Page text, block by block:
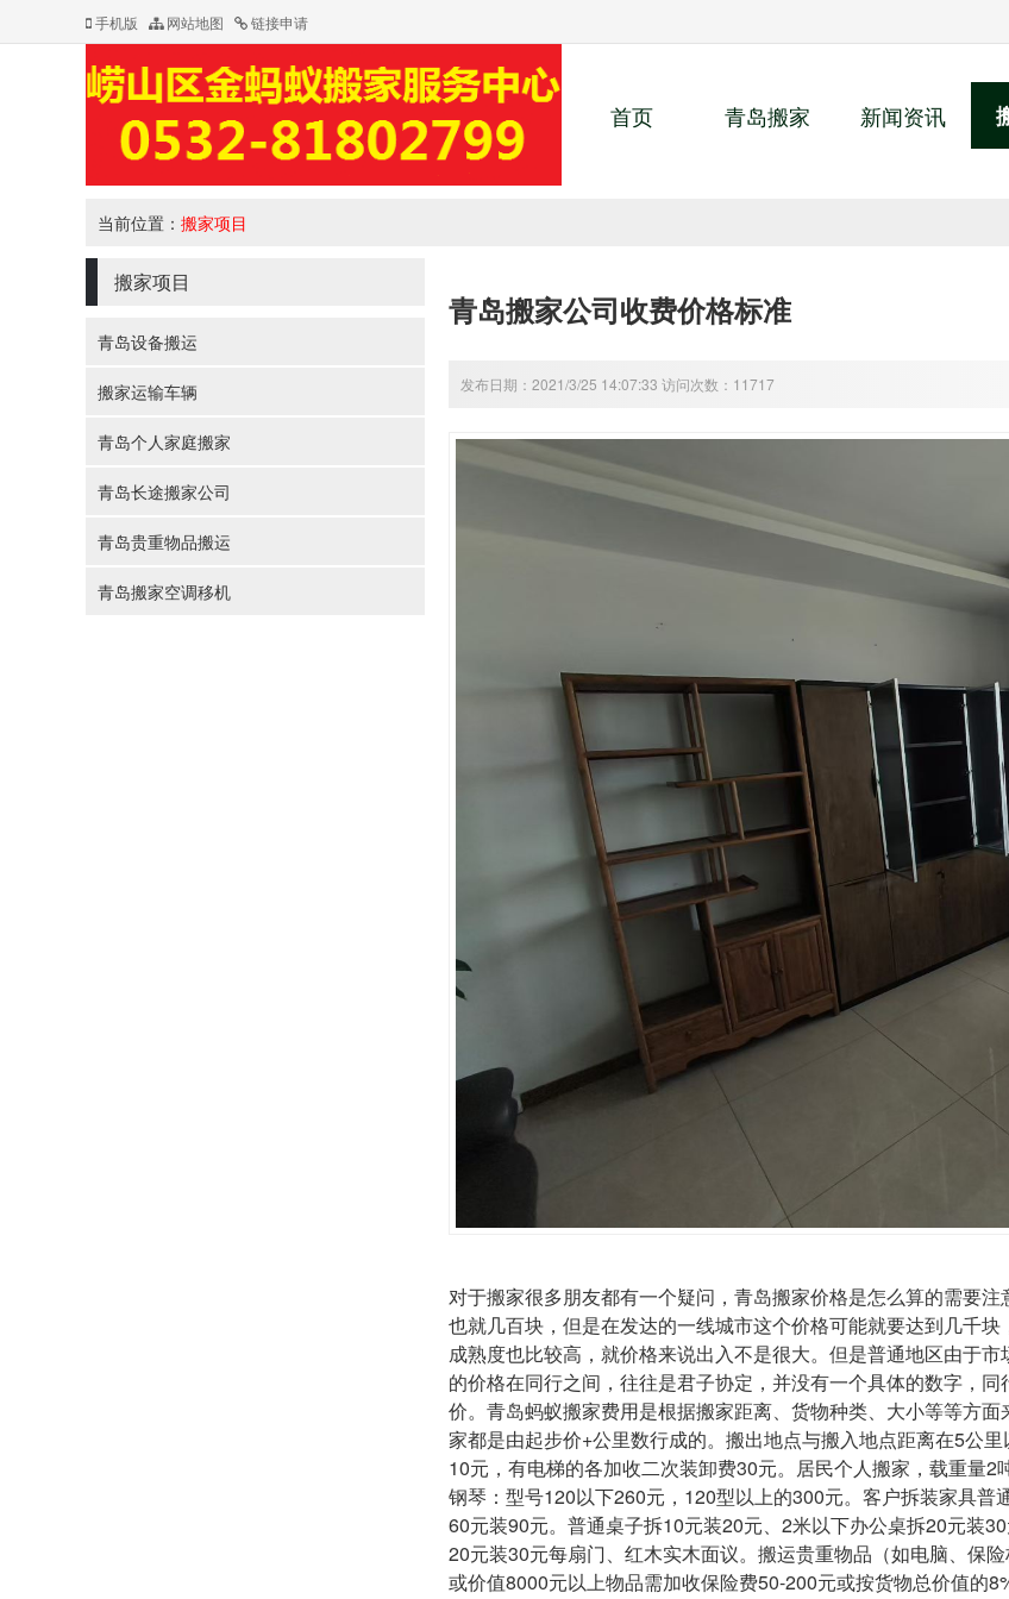
手机版 网站地图 链接申请
新闻资讯
青岛搬家
首页
当前位置： 搬家项目
搬家项目
青岛设备搬运
搬家运输车辆
青岛个人家庭搬家
青岛长途搬家公司
青岛贵重物品搬运
青岛搬家空调移机
青岛搬家公司收费价格标准
发布日期：2021/3/25 14:07:33 访问次数：11717
对于搬家很多朋友都有一个疑问， 青岛搬家价格是怎么算的需要
也就几百块，但是在发达的一线城市这个价格可能就要达到几千
成熟度也比较高，就价格来说出入不是很大。但是普通地区由于
的价格在同行之间，往往是君子协定，并没有一个具体的数字，
价。 青岛蚂蚁搬家费用是根据搬家距离、货物种类、大小等等方
家都是由起步价+公里数行成的。搬出地点与搬入地点距离在5公
10元，有电梯的各加收二次装卸费30元。居民个人搬家，载重量
钢琴：型号120以下260元，120型以上的300元。客户拆装家具
60元装90元。普通桌子拆10元装20元、2米以下办公桌拆20元装
20元装30元每扇门、红木实木面议。搬运贵重物品（如电脑、保
或价值8000元以上物品需加收保险费50-200元或按货物总价值的